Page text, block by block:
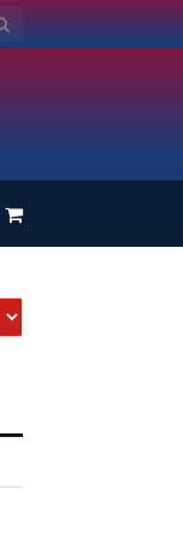
Einkaufswagen